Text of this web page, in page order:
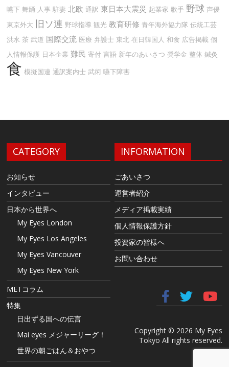
嚥下 舞踊 人事 駐妻 北欧 通訳 東日本大震災 起業家 歌手 野球 声優
東京外大 旧ソ連 野球指導 観光 教育研修 青年海外協力隊 伝統工芸
洪水 茶 武道 国際交流 医療 弁護士 東北 在日韓国人 和食 広告掲載 個
人情報保護 日本企業 難民 寄付 言語 新年のあいさつ 奨学金 整体 鍼灸
食 模擬国連 通訳案内士 武術 嚥下障害
CATEGORY
お知らせ
インタビュー
日本から世界へ
My Eyes London
My Eyes Los Angeles
My Eyes Vancouver
My Eyes New York
METコラム
特集
日出ずる国への伝言
Mai eyes メジャーリーグ！
世界の朝ごはん＆おやつ
INFORMATION
ごあいさつ
運営者紹介
メディア掲載実績
個人情報保護方針
投資家の皆様へ
お問い合わせ
Copyright © 2026 My Eyes
Tokyo All rights reserved.